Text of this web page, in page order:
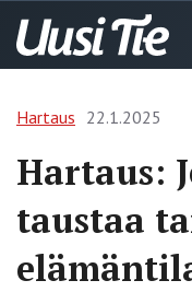
Hartaus 22.1.2025
Hartaus:
taustaa